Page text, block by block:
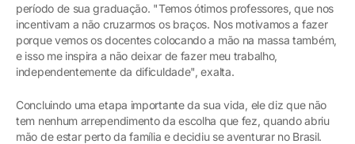
período de sua graduação. "Temos ótimos professores, que nos
incentivam a não cruzarmos os braços. Nos motivamos a fazer
porque vemos os docentes colocando a mão na massa também,
e isso me inspira a não deixar de fazer meu trabalho,
independentemente da dificuldade", exalta.
Concluindo uma etapa importante da sua vida, ele diz que não
tem nenhum arrependimento da escolha que fez, quando abriu
mão de estar perto da família e decidiu se aventurar no Brasil.